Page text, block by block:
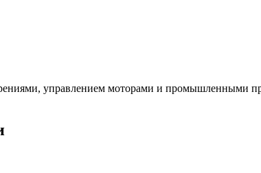
управлением моторами и промышленными